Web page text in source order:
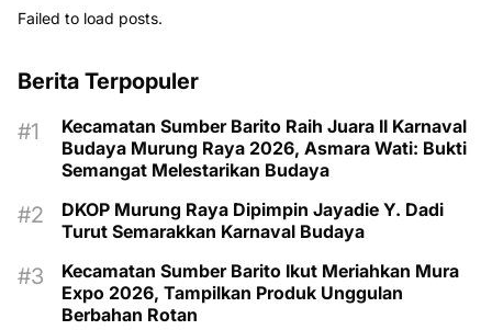
Failed to load posts.
Berita Terpopuler
Kecamatan Sumber Barito Raih Juara II Karnaval
Budaya Murung Raya 2026, Asmara Wati: Bukti
Semangat Melestarikan Budaya
DKOP Murung Raya Dipimpin Jayadie Y. Dadi
Turut Semarakkan Karnaval Budaya
Kecamatan Sumber Barito Ikut Meriahkan Mura
Expo 2026, Tampilkan Produk Unggulan
Berbahan Rotan